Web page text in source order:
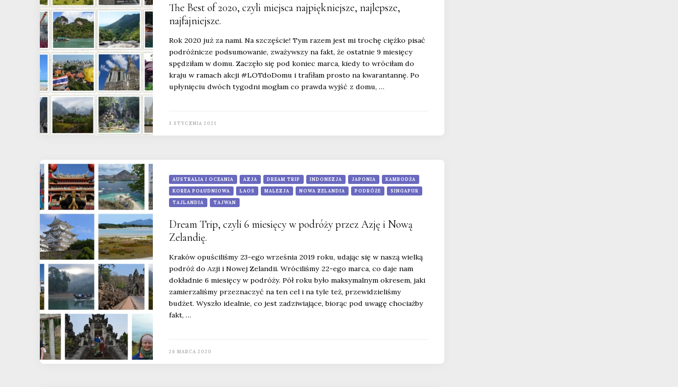
The Best of 2020, czyli miejsca najpiękniejsze, najlepsze,
najfajniejsze.
Rok 2020 już za nami. Na szczęście! Tym razem jest mi trochę ciężko pisać
podróżnicze podsumowanie, zważywszy na fakt, że ostatnie 9 miesięcy
spędziłam w domu. Zaczęło się pod koniec marca, kiedy to wróciłam do
kraju w ramach akcji #LOTdoDomu i trafiłam prosto na kwarantannę. Po
upłynięciu dwóch tygodni mogłam co prawda wyjść z domu, …
3 STYCZNIA 2021
AUSTRALIA I OCEANIA AZJA DREAM TRIP INDONEZJA JAPONIA KAMBODŻA
KOREA POŁUDNIOWA LAOS MALEZJA NOWA ZELANDIA PODRÓŻE SINGAPUR
TAJLANDIA TAJWAN
Dream Trip, czyli 6 miesięcy w podróży przez Azję i Nową
Zelandię.
Kraków opuściliśmy 23-ego września 2019 roku, udając się w naszą wielką
podróż do Azji i Nowej Zelandii. Wróciliśmy 22-ego marca, co daje nam
dokładnie 6 miesięcy w podróży. Pół roku było maksymalnym okresem, jaki
zamierzaliśmy przeznaczyć na ten cel i na tyle też, przewidzieliśmy
budżet. Wyszło idealnie, co jest zadziwiające, biorąc pod uwagę chociażby
fakt, …
26 MARCA 2020